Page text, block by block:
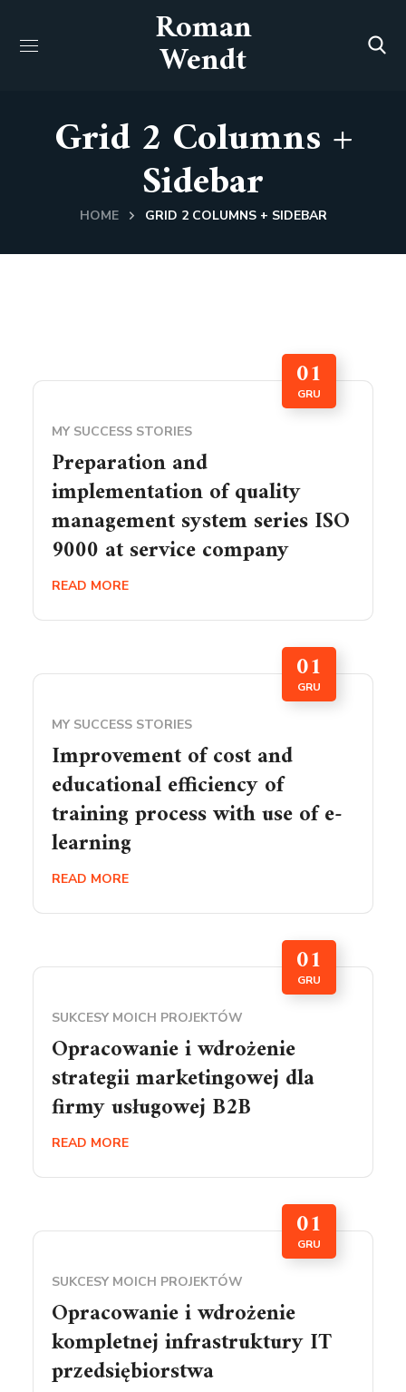
Roman
Wendt
Grid 2 Columns +
Sidebar
HOME GRID 2 COLUMNS + SIDEBAR
01
GRU
MY SUCCESS STORIES
Preparation and
implementation of quality
management system series ISO
9000 at service company
READ MORE
01
GRU
MY SUCCESS STORIES
Improvement of cost and
educational efficiency of
training process with use of e-
learning
READ MORE
01
GRU
SUKCESY MOICH PROJEKTÓW
Opracowanie i wdrożenie
strategii marketingowej dla
firmy usługowej B2B
READ MORE
01
GRU
SUKCESY MOICH PROJEKTÓW
Opracowanie i wdrożenie
kompletnej infrastruktury IT
przedsiębiorstwa